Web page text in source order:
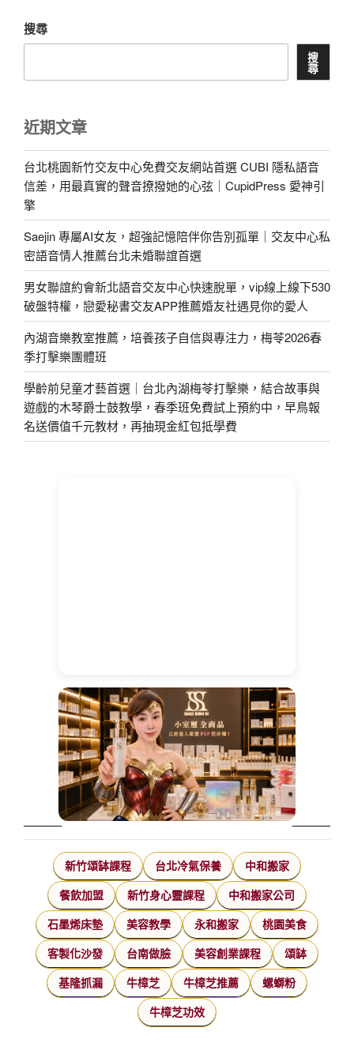
搜尋
搜
尋
近期文章
台北桃園新竹交友中心免費交友網站首選 CUBI 隱私語音
信差，用最真實的聲音撩撥她的心弦｜CupidPress 愛神引
擎
Saejin 專屬AI女友，超強記憶陪伴你告別孤單｜交友中心私
密語音情人推薦台北未婚聯誼首選
男女聯誼約會新北語音交友中心快速脫單，vip線上線下530
破盤特權，戀愛秘書交友APP推薦婚友社遇見你的愛人
內湖音樂教室推薦，培養孩子自信與專注力，梅苓2026春
季打擊樂團體班
學齡前兒童才藝首選｜台北內湖梅苓打擊樂，結合故事與
遊戲的木琴爵士鼓教學，春季班免費試上預約中，早鳥報
名送價值千元教材，再抽現金紅包抵學費
新竹頌缽課程 台北冷氣保養 中和搬家
餐飲加盟 新竹身心靈課程 中和搬家公司
石墨烯床墊 美容教學 永和搬家 桃園美食
客製化沙發 台南做臉 美容創業課程 頌缽
基隆抓漏 牛樟芝 牛樟芝推薦 螺螄粉
牛樟芝功效